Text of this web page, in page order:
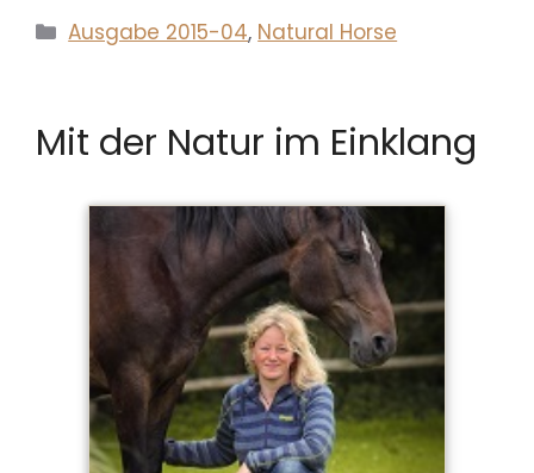
Kategorien
Ausgabe 2015-04, Natural Horse
Mit der Natur im Einklang